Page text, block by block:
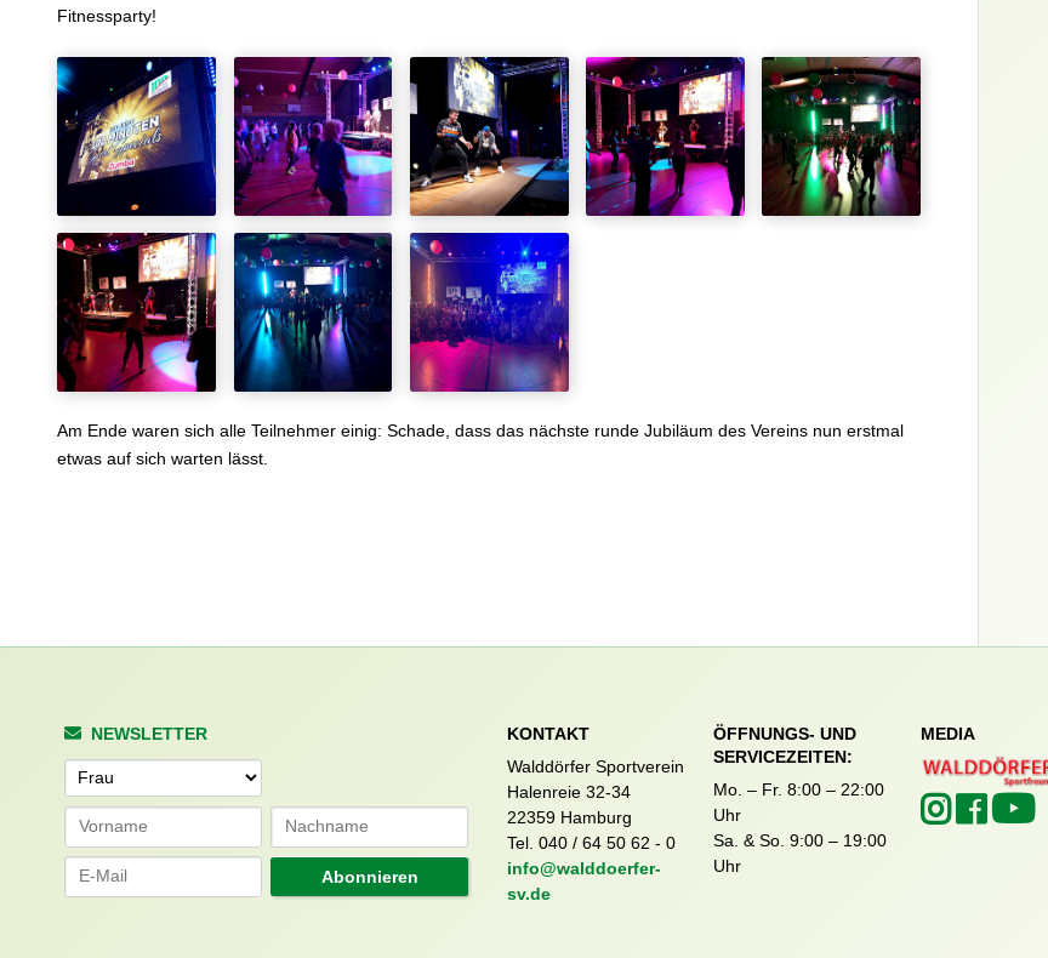
Fitnessparty!
Am Ende waren sich alle Teilnehmer einig: Schade, dass das nächste runde Jubiläum des Vereins nun erstmal
etwas auf sich warten lässt.
NEWSLETTER
Anrede
Abonnieren
KONTAKT
Walddörfer Sportverein
Halenreie 32-34
22359 Hamburg
Tel. 040 / 64 50 62 - 0
info@walddoerfer-
sv.de
ÖFFNUNGS- UND
SERVICEZEITEN:
Mo. – Fr. 8:00 – 22:00
Uhr
Sa. & So. 9:00 – 19:00
Uhr
MEDIA